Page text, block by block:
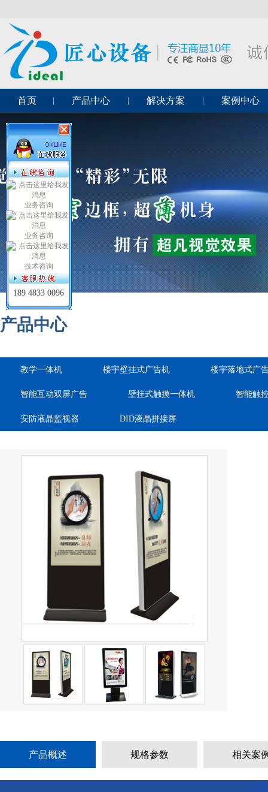
首页 产品中心 解决方案 案例中心
产品中心
教学一体机 楼宇壁挂式广告机 楼宇落地式广
智能互动双屏广告 壁挂式触摸一体机 智能触
安防液晶监视器 DID液晶拼接屏
产品概述 规格参数 相关案
业务咨询
业务咨询
技术咨询
189 4833 0096